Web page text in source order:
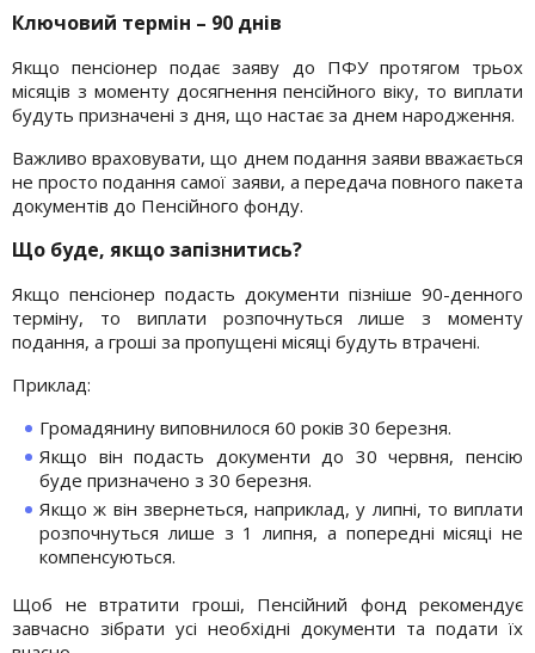
Ключовий термін – 90 днів
Якщо пенсіонер подає заяву до ПФУ протягом трьох
місяців з моменту досягнення пенсійного віку, то виплати
будуть призначені з дня, що настає за днем ​​народження.
Важливо враховувати, що днем ​​подання заяви вважається
не просто подання самої заяви, а передача повного пакета
документів до Пенсійного фонду.
Що буде, якщо запізнитись?
Якщо пенсіонер подасть документи пізніше 90-денного
терміну, то виплати розпочнуться лише з моменту
подання, а гроші за пропущені місяці будуть втрачені.
Приклад:
Громадянину виповнилося 60 років 30 березня.
Якщо він подасть документи до 30 червня, пенсію
буде призначено з 30 березня.
Якщо ж він звернеться, наприклад, у липні, то виплати
розпочнуться лише з 1 липня, а попередні місяці не
компенсуються.
Щоб не втратити гроші, Пенсійний фонд рекомендує
завчасно зібрати усі необхідні документи та подати їх